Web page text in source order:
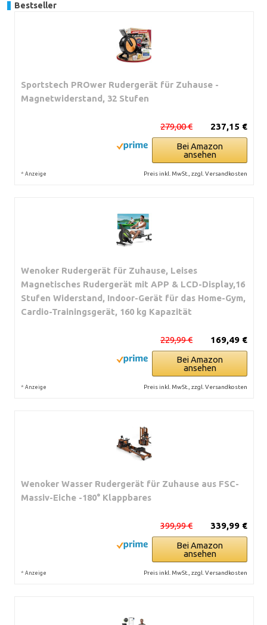
Bestseller
Sportstech PROwer Rudergerät für Zuhause -
Magnetwiderstand, 32 Stufen
237,15 €
279,00 €
Bei Amazon
ansehen
* Anzeige Preis inkl. MwSt., zzgl. Versandkosten
Wenoker Rudergerät für Zuhause, Leises
Magnetisches Rudergerät mit APP & LCD-Display,16
Stufen Widerstand, Indoor-Gerät für das Home-Gym,
Cardio-Trainingsgerät, 160 kg Kapazität
169,49 €
229,99 €
Bei Amazon
ansehen
* Anzeige Preis inkl. MwSt., zzgl. Versandkosten
Wenoker Wasser Rudergerät für Zuhause aus FSC-
Massiv-Eiche -180° Klappbares
339,99 €
399,99 €
Bei Amazon
ansehen
* Anzeige Preis inkl. MwSt., zzgl. Versandkosten